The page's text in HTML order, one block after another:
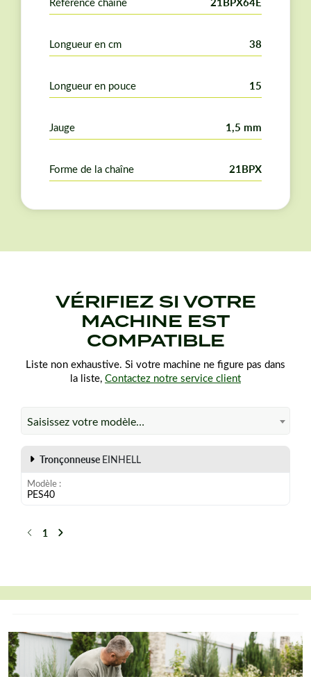
Longueur en cm 38
Longueur en pouce 15
Jauge 1,5 mm
Forme de la chaîne 21BPX
VÉRIFIEZ SI VOTRE
MACHINE EST
COMPATIBLE
Liste non exhaustive. Si votre machine ne figure pas dans
la liste, Contactez notre service client
Saisissez votre modèle…
Tronçonneuse EINHELL
Modèle
PES40
Précédent
1 Suivant